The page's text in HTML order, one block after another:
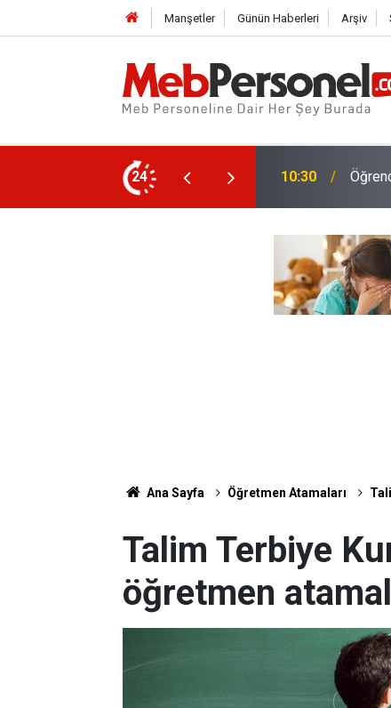
Manşetler Günün Haberleri Arşiv
24
Kimler Yararlanamayacak? 10:01
Ana Sayfa Öğretmen Atamaları
Talim Terbiye
öğretmen